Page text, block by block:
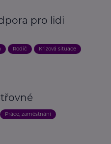
pro lidi
Rodič Krizová situace
Práce, zaměstnání